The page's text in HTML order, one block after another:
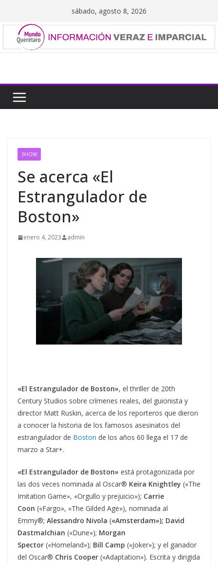
contenido
sábado, agosto 8, 2026
SHOW
Se acerca «El
Estrangulador de
Boston»
enero 4, 2023 admin
«El Estrangulador de Boston», el thriller de 20th
Century Studios sobre crímenes reales, del guionista y
director Matt Ruskin, acerca de los reporteros que dieron
a conocer la historia de los famosos asesinatos del
estrangulador de Boston de los años 60 llega el 17 de
marzo a Star+.
«El Estrangulador de Boston» está protagonizada por
las dos veces nominada al Oscar® Keira Knightley («The
Imitation Game», «Orgullo y prejuicio»); Carrie
Coon («Fargo», «The Gilded Age»), nominada al
Emmy®; Alessandro Nivola («Amsterdam»); David
Dastmalchian («Dune»); Morgan
Spector («Homeland»); Bill Camp («Joker»); y el ganador
del Oscar® Chris Cooper («Adaptation»). Escrita y dirigida